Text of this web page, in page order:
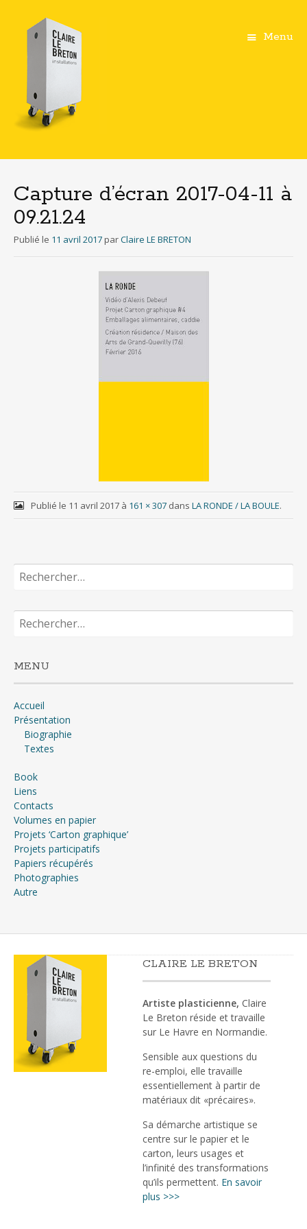
Menu
principal
Capture d’écran 2017-04-11 à
09.21.24
Publié le 11 avril 2017 parClaire LE BRETON
Publié le 11 avril 2017à 161 × 307dans LA RONDE / LA BOULE.
Rechercher :
Rechercher :
MENU
Accueil
Présentation
Biographie
Textes
Book
Liens
Contacts
Volumes en papier
Projets ‘Carton graphique’
Projets participatifs
Papiers récupérés
Photographies
Autre
CLAIRE LE BRETON
Artiste plasticienne, Claire
Le Breton réside et travaille
sur Le Havre en Normandie.
Sensible aux questions du
re-emploi, elle travaille
essentiellement à partir de
matériaux dit «précaires».
Sa démarche artistique se
centre sur le papier et le
carton, leurs usages et
l’infinité des transformations
qu’ils permettent. En savoir
plus >>>